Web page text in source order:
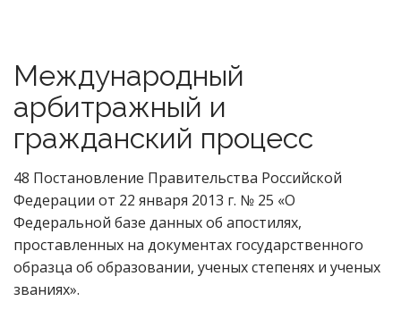
Международный
арбитражный и
гражданский процесс
48 Постановление Правительства Российской
Федерации от 22 января 2013 г. № 25 «О
Федеральной базе данных об апостилях,
проставленных на документах государственного
образца об образовании, ученых степенях и ученых
званиях».